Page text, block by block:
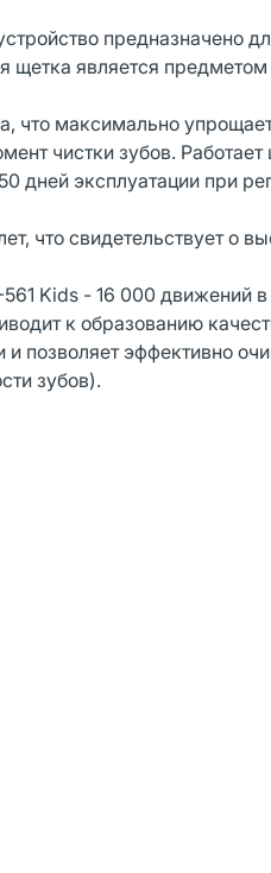
предназначено
щетка является
что максимально
чистки зубов.
дней эксплуатации при
что свидетельствует о
Kids - 16 000 движений
к образованию
позволяет эффективно
зубов).